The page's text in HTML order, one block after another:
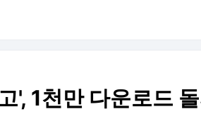
', 1천만 다운로드